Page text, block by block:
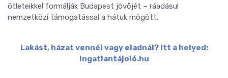
ötleteikkel formálják Budapest jövőjét – ráadásul
nemzetközi támogatással a hátuk mögött.
Lakást, házat vennél vagy eladnál? Itt a helyed:
Ingatlantájoló.hu